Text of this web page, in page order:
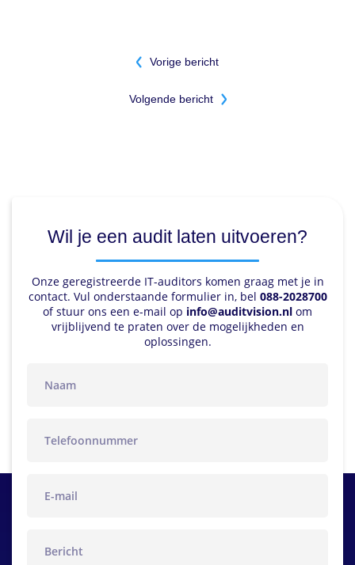
Vorige bericht
Volgende bericht
Wil je een audit laten uitvoeren?
Onze geregistreerde IT-auditors komen graag met je in
contact. Vul onderstaande formulier in, bel 088-2028700
of stuur ons een e-mail op info@auditvision.nl om
vrijblijvend te praten over de mogelijkheden en
oplossingen.